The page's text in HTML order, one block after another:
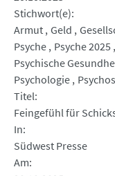
Stichwort(e)
Armut Geld
Psyche Psyche 2025
Psychische
Psychologie
Titel
Feingefühl für
In
Südwest Presse
Am